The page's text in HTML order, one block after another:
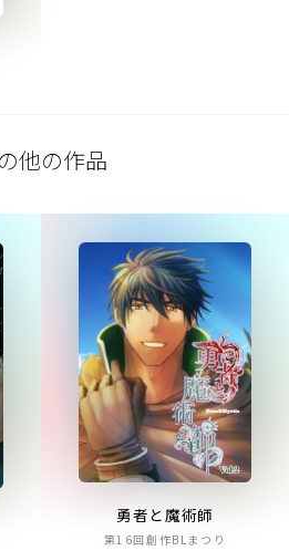
他の作品
勇者と魔術師
第16回創作BLまつり